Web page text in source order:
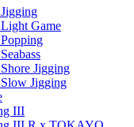
Game
Jigging
Jigging
III